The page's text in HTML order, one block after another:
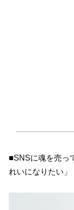
■SNSに魂を売っ
れいになりたい」